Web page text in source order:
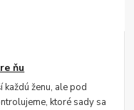
ňu
každú ženu, ale pod
ktoré sady sa